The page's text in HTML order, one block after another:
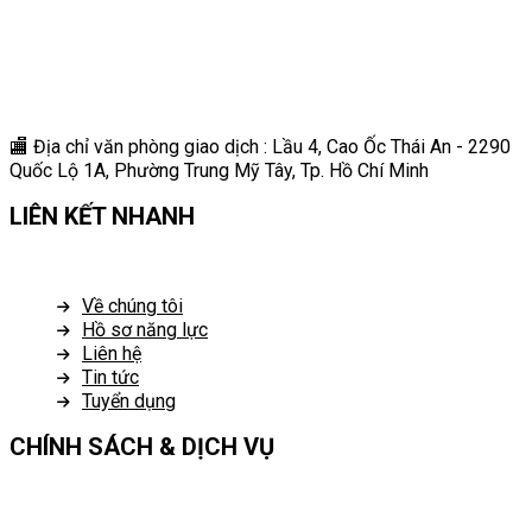
🏬 Địa chỉ văn phòng giao dịch : Lầu 4, Cao Ốc Thái An - 2290
Quốc Lộ 1A, Phường Trung Mỹ Tây, Tp. Hồ Chí Minh
LIÊN KẾT NHANH
Về chúng tôi
Hồ sơ năng lực
Liên hệ
Tin tức
Tuyển dụng
CHÍNH SÁCH & DỊCH VỤ